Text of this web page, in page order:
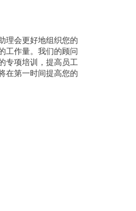
理会更好地组织您的
工作量。我们的顾问
专项培训，提高员工
在第一时间提高您的